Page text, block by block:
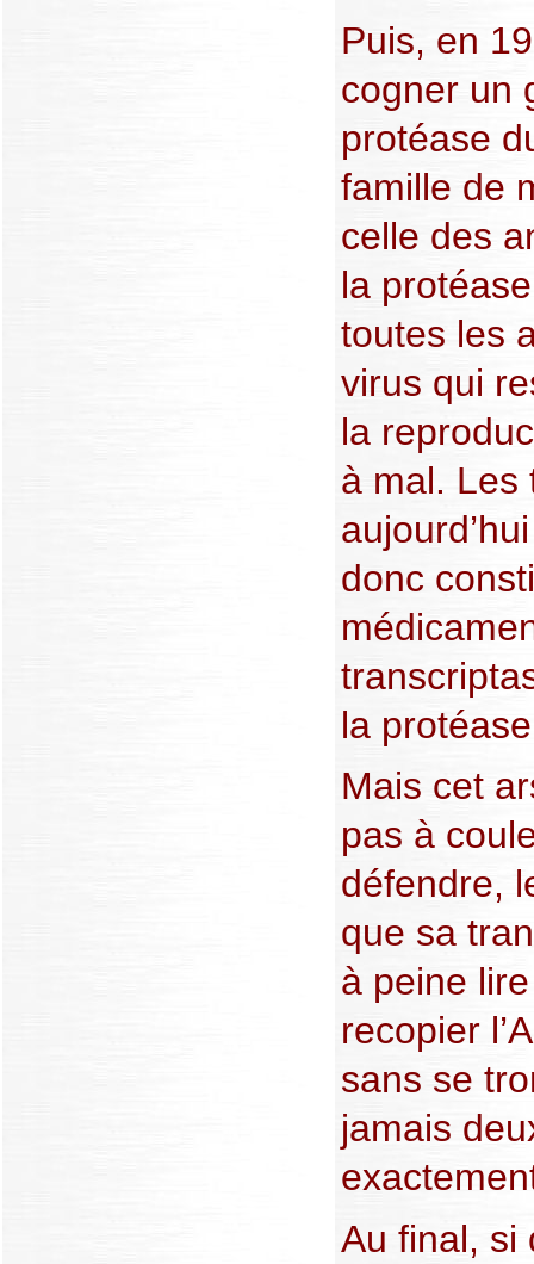
Puis, en
cogner un
protéase
famille de
celle des
la
toutes les
virus qui
la
à mal. Les
donc
la
Mais cet
pas à
défendre,
que sa
à peine
recopier
sans se
jamais
Au final, si